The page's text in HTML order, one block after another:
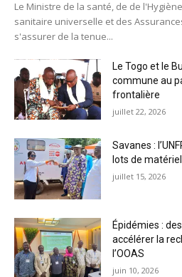
Le Ministre de la santé, de de
sanitaire universelle et des
s'assurer de la tenue...
Le Togo et le
commune au
frontalière
juillet 22, 2026
Savanes :
lots de
juillet 15, 2026
Épidémies :
accélérer la
l’OOAS
juin 10, 2026